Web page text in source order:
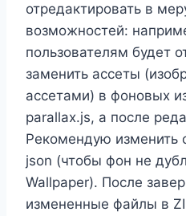
отредактировать в
возможностей:
пользователям будет
заменить ассеты
ассетами) в фоновых
parallax.js, а после
Рекомендую изменить
json (чтобы фон не
Wallpaper). После
измененные файлы в